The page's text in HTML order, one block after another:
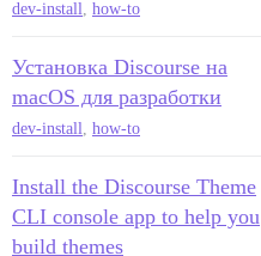
dev-install, how-to
Установка Discourse на
macOS для разработки
dev-install, how-to
Install the Discourse Theme
CLI console app to help you
build themes